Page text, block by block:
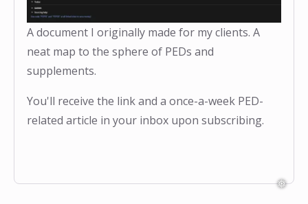
A document I originally made for my clients. A
neat map to the sphere of PEDs and
supplements.
You'll receive the link and a once-a-week PED-
related article in your inbox upon subscribing.
❅ ❅